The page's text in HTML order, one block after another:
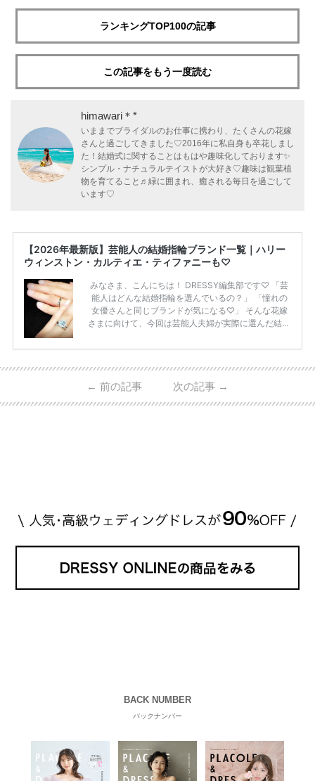
ランキングTOP100の記事
この記事をもう一度読む
himawari＊*
いままでブライダルのお仕事に携わり、たくさんの花嫁
さんと過ごしてきました♡2016年に私自身も卒花しまし
た！結婚式に関することはもはや趣味化しております✨
シンプル・ナチュラルテイストが大好き♡趣味は観葉植
物を育てること♬緑に囲まれ、癒される毎日を過ごして
います♡
【2026年最新版】芸能人の結婚指輪ブランド一覧｜ハリー
ウィンストン・カルティエ・ティファニーも♡
みなさま、こんにちは！ DRESSY編集部です♡ 「芸
能人はどんな結婚指輪を選んでいるの？」 「憧れの
女優さんと同じブランドが気になる♡」 そんな花嫁
さまに向けて、今回は芸能人夫婦が実際に選んだ結婚
ーウィンストンやカルティエ、ティファニーなど世界
日本で人気のブランドまで幅広くご紹介。 さらに、
・愛用している芸能人夫婦 ・リングの特徴や魅力 ・
← 前の記事 次の記事 →
BACK NUMBER
バックナンバー